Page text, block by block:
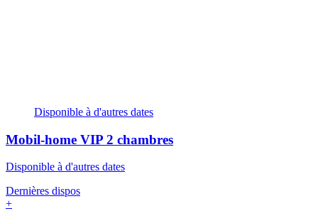
Disponible à d'autres dates
Mobil-home VIP 2 chambres
Disponible à d'autres dates
Dernières dispos
+